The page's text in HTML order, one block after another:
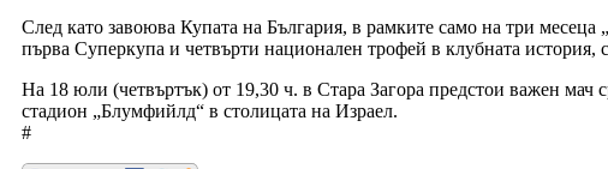
След като завоюва Купата на България, в рамките само на три месеца
първа Суперкупа и четвърти национален трофей в клубната история,
На 18 юли (четвъртък) от 19,30 ч. в Стара Загора предстои важен
стадион „Блумфийлд“ в столицата на Израел.
#